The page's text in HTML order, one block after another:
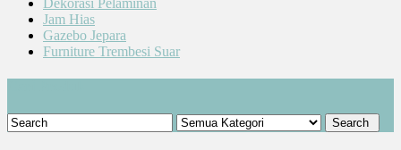
Dekorasi Pelaminan
Jam Hias
Gazebo Jepara
Furniture Trembesi Suar